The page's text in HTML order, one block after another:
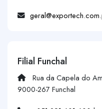
Filial Funchal
Rua da Capela do
9000-267 Funchal